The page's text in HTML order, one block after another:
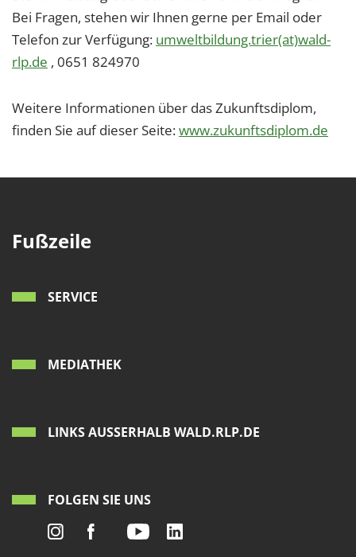
Bei Fragen, stehen wir Ihnen gerne per Email oder
Telefon zur Verfügung: umweltbildung.trier(at)wald-
rlp.de , 0651 824970
Weitere Informationen über das Zukunftsdiplom,
finden Sie auf dieser Seite:www.zukunftsdiplom.de
Fußzeile
SERVICE
MEDIATHEK
LINKS AUSSERHALB WALD.RLP.DE
FOLGEN SIE UNS
YouTube
Vimeo